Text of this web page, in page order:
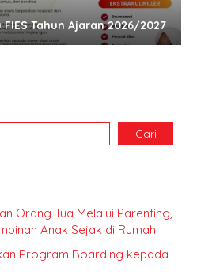
Tahun Ajaran 2026/2027
Cari
Orang Tua Melalui Parenting,
Anak Sejak di Rumah
Program Boarding kepada